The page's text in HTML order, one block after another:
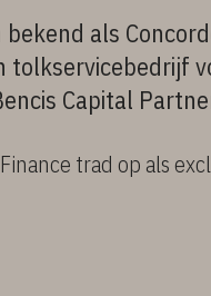
als
tolkservicebedrijf
Capital
trad op als